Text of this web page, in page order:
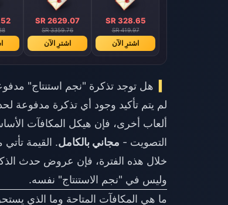
SR 328.65
SR 419.97
اشترِ الآن
SR 2629.07
SR 3359.76
اشترِ الآن
هل توجد تذكرة "نجم استنتاج" مدفوعة
ألعاب أخرى، فإن هيكل المكافآت
التصويت - مجاني بالكامل
خلال هذه الفترة، فإن عروض حدث
وليس في "نجم الاستنتاج" نفسه.
ما هي المكافآت المتاحة وما الذي